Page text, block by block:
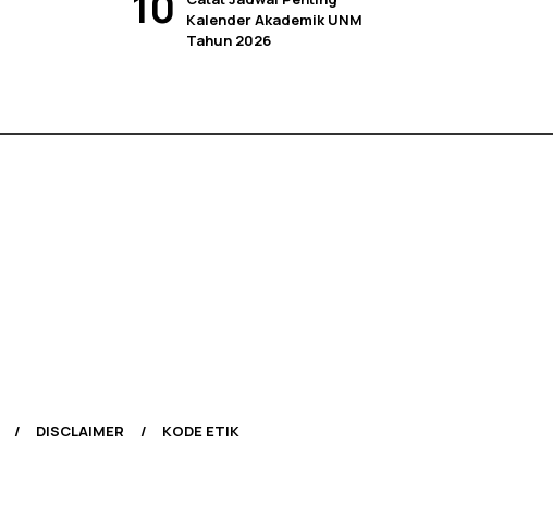
Kalender Akademik UNM
Tahun 2026
DISCLAIMER KODE ETIK